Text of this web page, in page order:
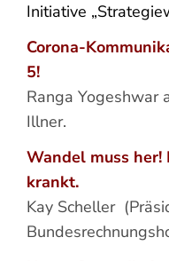
Initiative
Corona-
5!
Ranga Yogeshwar
Illner.
Wandel muss her!
krankt.
Kay Scheller